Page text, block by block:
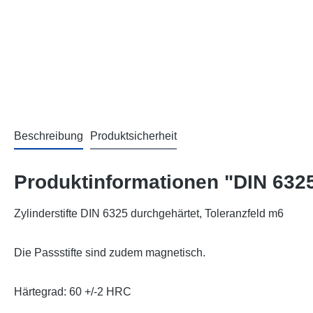
Beschreibung Produktsicherheit
Produktinformationen "DIN
Zylinderstifte DIN 6325 durchgehärtet, Toleranzfeld m6
Die Passstifte sind zudem magnetisch.
Härtegrad: 60 +/-2 HRC